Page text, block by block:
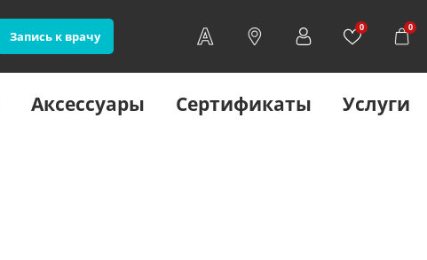
Запись к врачу
0 0
Аксессуары Сертификаты Услуги